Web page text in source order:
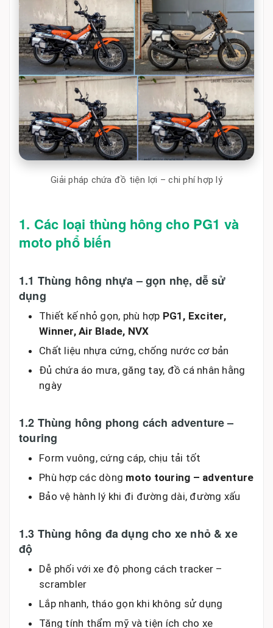
Giải pháp chứa đồ tiện lợi – chi phí hợp lý
1. Các loại thùng hông cho PG1 và
moto phổ biến
1.1 Thùng hông nhựa – gọn nhẹ, dễ sử
dụng
Thiết kế nhỏ gọn, phù hợp PG1, Exciter,
Winner, Air Blade, NVX
Chất liệu nhựa cứng, chống nước cơ bản
Đủ chứa áo mưa, găng tay, đồ cá nhân hằng
ngày
1.2 Thùng hông phong cách adventure –
touring
Form vuông, cứng cáp, chịu tải tốt
Phù hợp các dòng moto touring – adventure
Bảo vệ hành lý khi đi đường dài, đường xấu
1.3 Thùng hông đa dụng cho xe nhỏ & xe
độ
Dễ phối với xe độ phong cách tracker –
scrambler
Lắp nhanh, tháo gọn khi không sử dụng
Tăng tính thẩm mỹ và tiện ích cho xe